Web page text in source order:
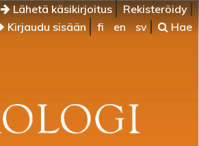
Lähetä käsikirjoitus
Rekisteröidy
Kirjaudu sisään
fi en sv Hae